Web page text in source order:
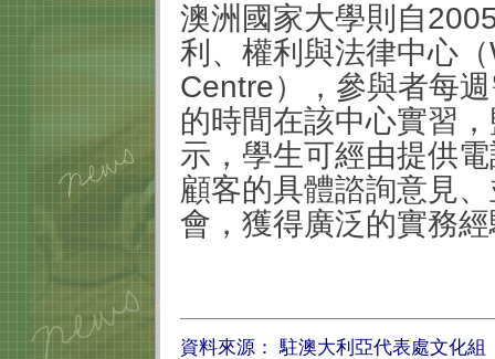
澳洲國家大學則自
利、權利與法律中心
Centre），參與者每
的時間在該中心實習
示，學生可經由提供
顧客的具體諮詢意見
會，獲得廣泛的實務
資料來源： 駐澳大利亞代表處文化組